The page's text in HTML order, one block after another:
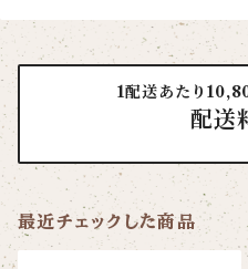
1配送あたり
配送
最近チェックした商品